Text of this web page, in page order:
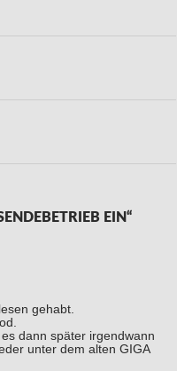
EIN“
gehabt.
dann später irgendwann
unter dem alten GIGA